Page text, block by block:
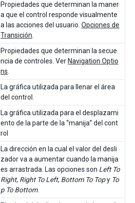
Propiedades que determinan la maner
a que el control responde visualmente
a las acciones del usuario. Opciones de
Transición
Propiedades que determinan la secue
ncia de controles. Ver Navigation Optio
ns
La gráfica utilizada para llenar el área
del control.
La gráfica utilizada para el desplazami
ento de la parte de la “manija” del cont
rol
La dirección en la cual el valor del desli
zador va a aumentar cuando la manija
es arrastrada. Las opciones son Left To
Right, Right To Left, Bottom To Topy To
p To Bottom.